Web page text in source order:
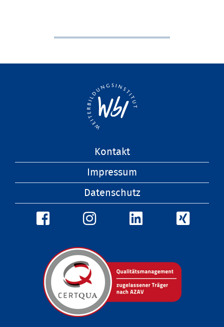
Kontakt
Impressum
Datenschutz